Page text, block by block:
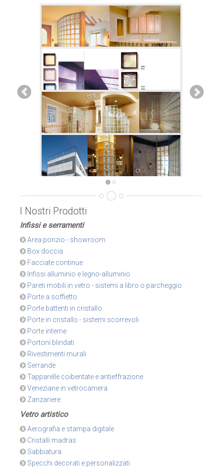
I Nostri Prodotti
Infissi e serramenti
Area ponzio - showroom
Box doccia
Facciate continue
Infissi alluminio e legno-alluminio
Pareti mobili in vetro - sistemi a libro o parcheggio
Porte a soffietto
Porte battenti in cristallo
Porte in cristallo - sistemi scorrevoli
Porte interne
Portoni blindati
Rivestimenti murali
Serrande
Tapparelle coibentate e antieffrazione
Veneziane in vetrocamera
Zanzariere
Vetro artistico
Aerografia e stampa digitale
Cristalli madras
Sabbiatura
Specchi decorati e personalizzati